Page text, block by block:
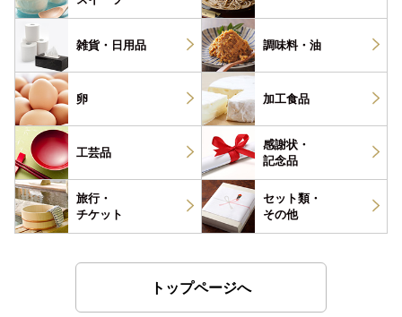
雑貨・ 日用品 調味料・ 油
卵 加工食品
工芸品
感謝状・
記念品
旅行・
チケット
セット類・
その他
トップページへ